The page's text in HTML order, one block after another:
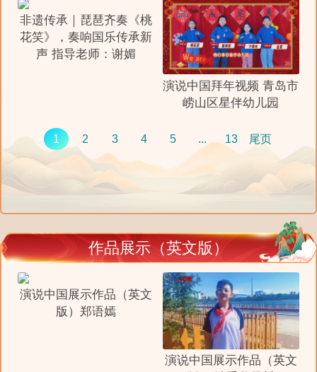
非遗传承｜琵琶齐奏《桃
花笑》，奏响国乐传承新
声 指导老师：谢媚
演说中国拜年视频 青岛市
崂山区星伴幼儿园
1 2 3 4 5 ... 13 尾页
作品展示（英文版）
演说中国展示作品（英文
版）郑语嫣
演说中国展示作品（英文